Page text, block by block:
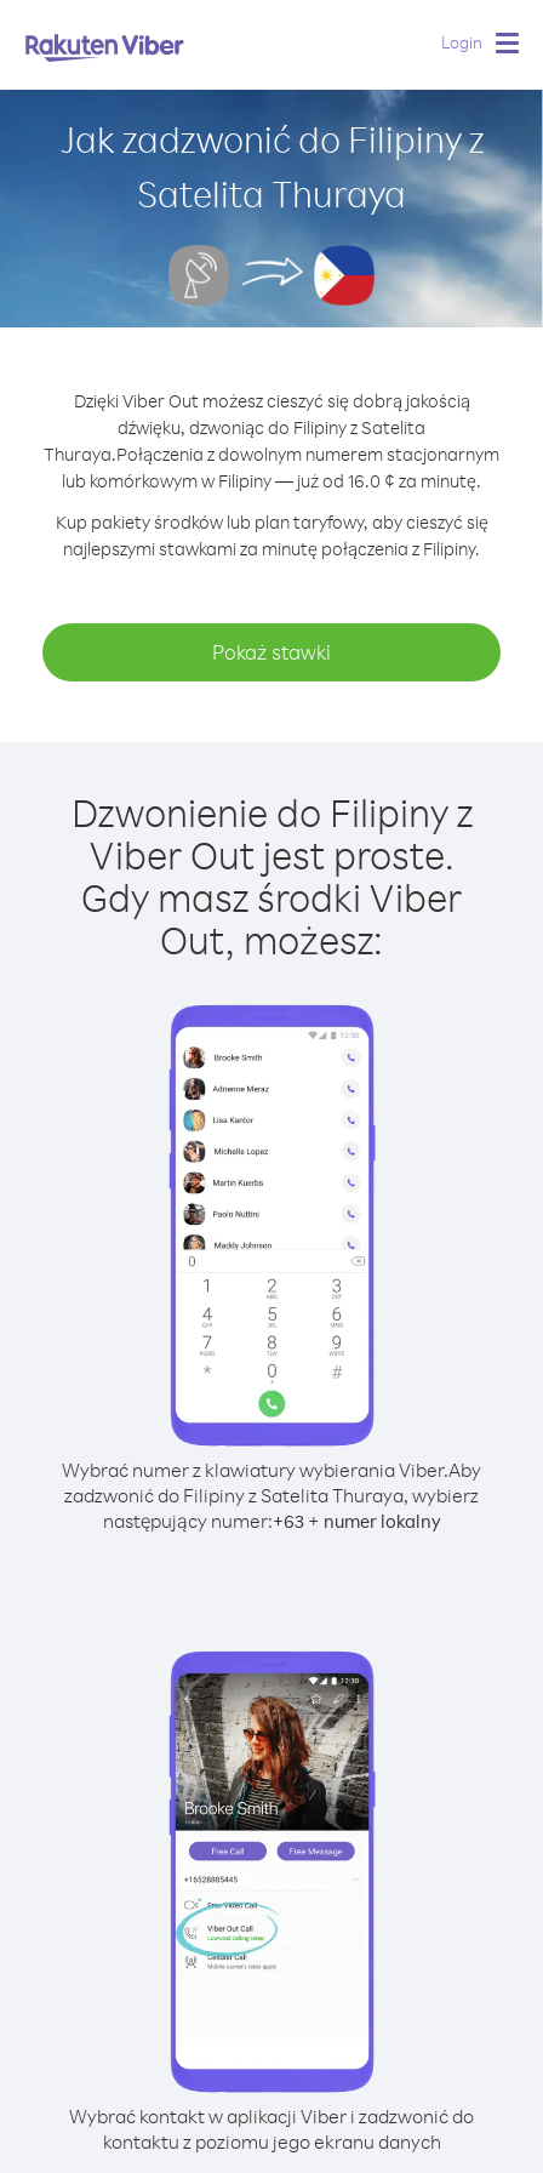
Login
Jak zadzwonić do Filipiny z
Satelita Thuraya
Dzięki Viber Out możesz cieszyć się dobrą jakością
dźwięku, dzwoniąc do Filipiny z Satelita
Thuraya.Połączenia z dowolnym numerem stacjonarnym
lub komórkowym w Filipiny — już od 16.0 ¢ za minutę.
Kup pakiety środków lub plan taryfowy, aby cieszyć się
najlepszymi stawkami za minutę połączenia z Filipiny.
Pokaż stawki
Dzwonienie do Filipiny z
Viber Out jest proste.
Gdy masz środki Viber
Out, możesz:
Wybrać numer z klawiatury wybierania Viber.Aby
zadzwonić do Filipiny z Satelita Thuraya, wybierz
następujący numer:+63+ numer lokalny
Wybrać kontakt w aplikacji Viber i zadzwonić do
kontaktu z poziomu jego ekranu danych